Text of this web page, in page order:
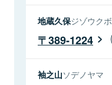
地蔵久保ジゾウクボ
389-1224
袖之山ソデノヤマ